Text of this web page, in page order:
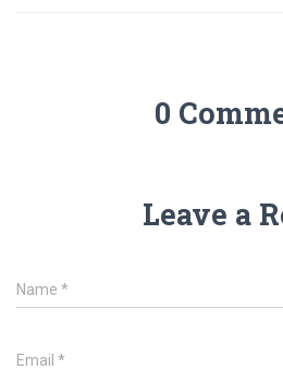
0
Leave a
Name *
Email *